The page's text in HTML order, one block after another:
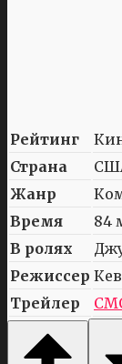
Рейтинг
Страна
Жанр
Время
84
В ролях
Режиссер
Трейлер